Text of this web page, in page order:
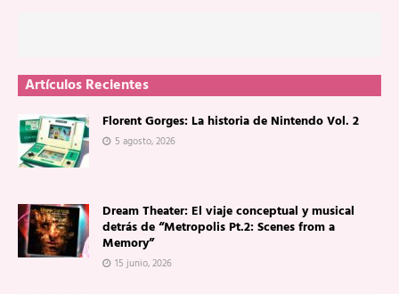
Artículos Recientes
Florent Gorges: La historia de Nintendo Vol. 2
5 agosto, 2026
Dream Theater: El viaje conceptual y musical
detrás de “Metropolis Pt.2: Scenes from a
Memory”
15 junio, 2026